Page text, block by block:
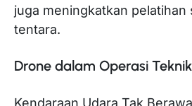
juga meningkatkan pelatihan
tentara.
Drone dalam Operasi Teknik
Kendaraan Udara Tak